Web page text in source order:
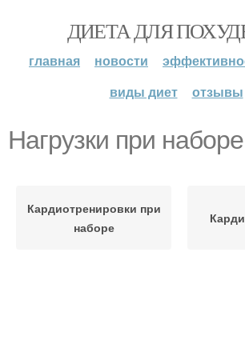
ДИЕТА ДЛЯ
главная новости
виды диет
отзывы
Нагрузки при наборе
Кардиотренировки при
наборе